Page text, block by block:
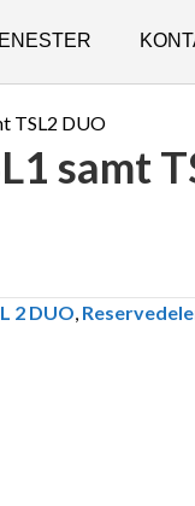
TSL2 DUO
samt
2 DUO,